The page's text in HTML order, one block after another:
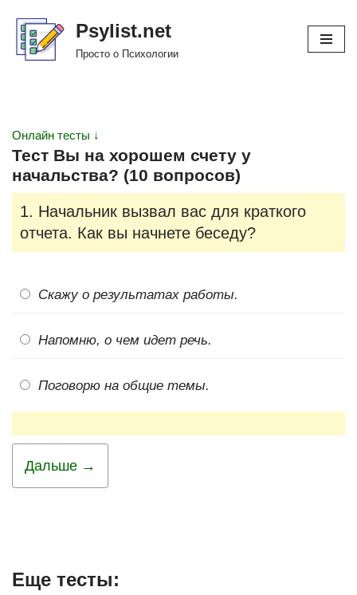
Перейти
Psylist.net
Просто о Психологии
Онлайн тесты ↓
Тест Вы на хорошем счету у
начальства? (10 вопросов)
1. Начальник вызвал вас для краткого
отчета. Как вы начнете беседу?
Скажу о результатах работы.
Напомню, о чем идет речь.
Поговорю на общие темы.
Дальше →
Еще тесты: